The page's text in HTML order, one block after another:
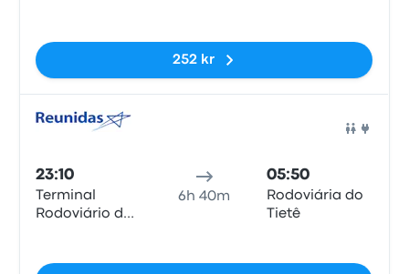
252 kr
23:10
Terminal
Rodoviário de
6h 40m
05:50
Rodoviária do
Tietê